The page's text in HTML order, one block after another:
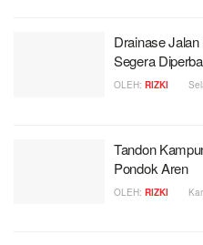
Drainase
Segera
OLEH: RIZKI
Tandon
Pondok Aren
OLEH: RIZKI